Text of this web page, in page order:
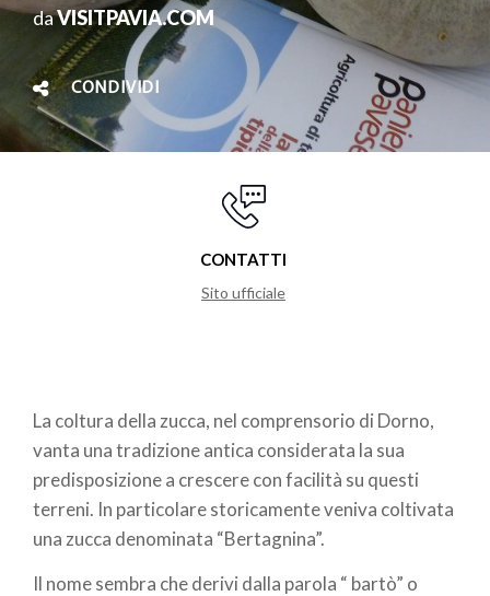
daVISITPAVIA.COM
CONDIVIDI
CONTATTI
Sito ufficiale
La coltura della zucca, nel comprensorio di Dorno,
vanta una tradizione antica considerata la sua
predisposizione a crescere con facilità su questi
terreni. In particolare storicamente veniva coltivata
una zucca denominata “Bertagnina”.
Il nome sembra che derivi dalla parola “ bartò” o